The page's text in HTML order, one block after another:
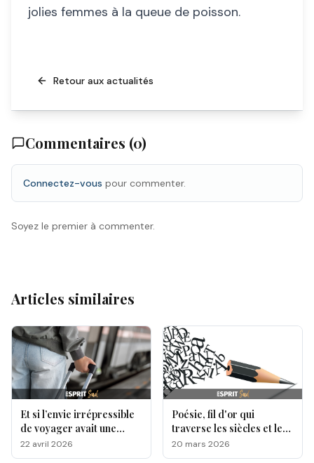
jolies femmes à la queue de poisson.
Retour aux actualités
Commentaires (0)
Connectez-vous pour commenter.
Soyez le premier à commenter.
Articles similaires
Et si l’envie irrépressible
de voyager avait une
origine génétique ?
22 avril 2026
Poésie, fil d'or qui
traverse les siècles et les
cultures
20 mars 2026